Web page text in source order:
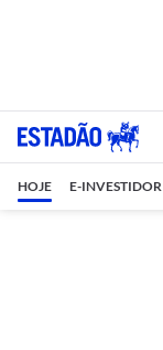
HOJE E-INVESTIDOR